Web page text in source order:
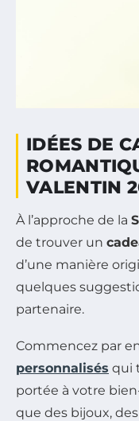
IDÉES DE
VALENTIN
À l’approche de la
de trouver un
d’une manière
quelques
partenaire.
Commencez par
personnalisés qui
portée à votre
que des bijoux,